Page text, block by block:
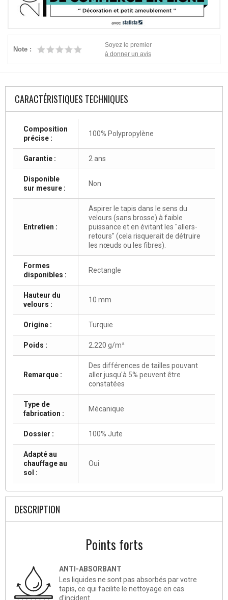
Note :
Soyez le premier
à donner un avis
CARACTÉRISTIQUES TECHNIQUES
Composition
précise :
100% Polypropylène
Garantie : 2 ans
Disponible
sur mesure :
Non
Entretien :
Aspirer le tapis dans le sens du
velours (sans brosse) à faible
puissance et en évitant les "allers-
retours" (cela risquerait de détruire
les nœuds ou les fibres).
Formes
disponibles :
Rectangle
Hauteur du
velours :
10 mm
Origine : Turquie
Poids : 2.220 g/m²
Remarque :
Des différences de tailles pouvant
aller jusqu'à 5% peuvent être
constatées
Type de
fabrication :
Mécanique
Dossier : 100% Jute
Adapté au
chauffage au
sol :
Oui
DESCRIPTION
Points forts
ANTI-ABSORBANT
Les liquides ne sont pas absorbés par votre
tapis, ce qui facilite le nettoyage en cas
d'incident.